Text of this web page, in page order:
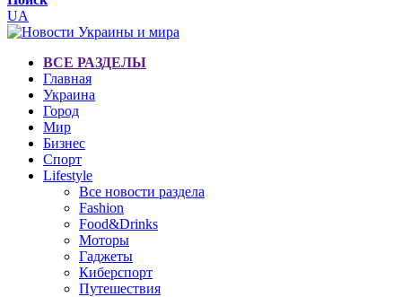
UA
ВСЕ РАЗДЕЛЫ
Главная
Украина
Город
Мир
Бизнес
Спорт
Lifestyle
Все новости раздела
Fashion
Food&Drinks
Моторы
Гаджеты
Киберспорт
Путешествия